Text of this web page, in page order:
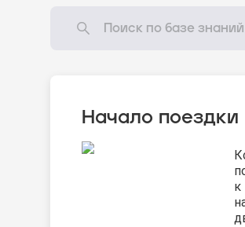
Начало поездки
к